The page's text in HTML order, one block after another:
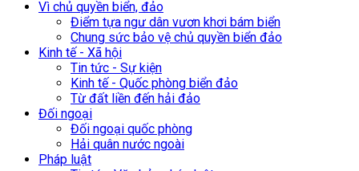
Vì chủ quyền biển, đảo
Điểm tựa ngư dân vươn khơi bám biển
Chung sức bảo vệ chủ quyền biển đảo
Kinh tế - Xã hội
Tin tức - Sự kiện
Kinh tế - Quốc phòng biển đảo
Từ đất liền đến hải đảo
Đối ngoại
Đối ngoại quốc phòng
Hải quân nước ngoài
Pháp luật